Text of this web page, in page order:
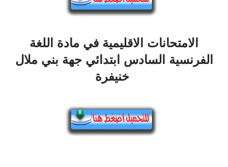
الامتحانات الاقليمية في مادة اللغة
الفرنسية السادس ابتدائي جهة بني ملال
خنيفرة